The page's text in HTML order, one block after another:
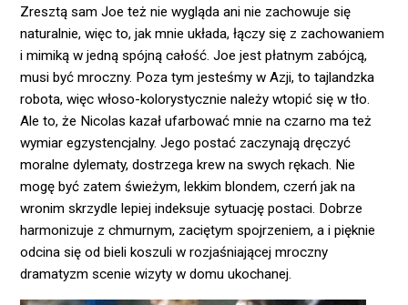
Zresztą sam Joe też nie wygląda ani nie zachowuje się
naturalnie, więc to, jak mnie układa, łączy się z zachowaniem
i mimiką w jedną spójną całość. Joe jest płatnym zabójcą,
musi być mroczny. Poza tym jesteśmy w Azji, to tajlandzka
robota, więc włoso-kolorystycznie należy wtopić się w tło.
Ale to, że Nicolas kazał ufarbować mnie na czarno ma też
wymiar egzystencjalny. Jego postać zaczynają dręczyć
moralne dylematy, dostrzega krew na swych rękach. Nie
mogę być zatem świeżym, lekkim blondem, czerń jak na
wronim skrzydle lepiej indeksuje sytuację postaci. Dobrze
harmonizuje z chmurnym, zaciętym spojrzeniem, a i pięknie
odcina się od bieli koszuli w rozjaśniającej mroczny
dramatyzm scenie wizyty w domu ukochanej.